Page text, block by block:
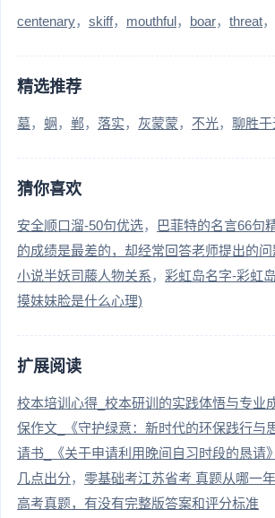
centenary skiff mouthful boar threat
精选推荐
墓 蛧 郸 落实 灰蒙蒙 不光 聊胜于
猜你喜欢
安全顺口溜-50句优选 巴菲特的名言66句
的成绩是最差的，却经常回答老师提出的问
小说半妖司藤人物关系
彩虹岛名字-彩虹
摸妹妹脸是什么心理)
扩展阅读
校本培训心得_校本研训的实践体悟与专业
保作文_《守护绿意：新时代的环保践行与
请书_《关于申请利用晚间自习时段的恳请》
几点出分
零基础考江苏省考 真题从哪一
高考真题，有没有完整版答案和评分标准